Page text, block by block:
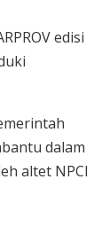
edisi
dalam
altet NPCI